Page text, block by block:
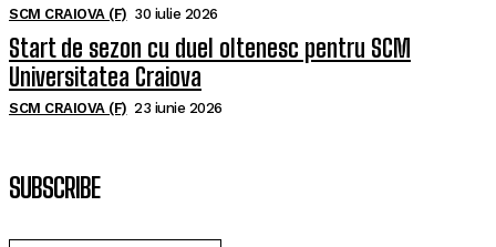
SCM CRAIOVA (F) 30 iulie 2026
Start de sezon cu duel oltenesc pentru SCM
Universitatea Craiova
SCM CRAIOVA (F) 23 iunie 2026
SUBSCRIBE